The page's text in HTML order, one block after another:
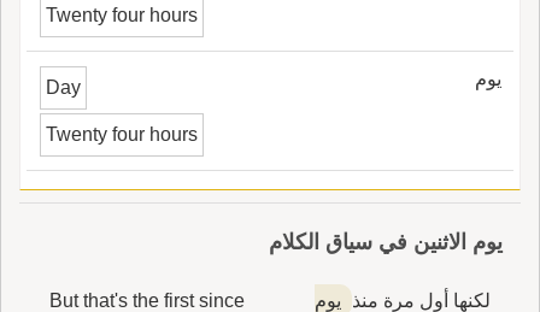
Twenty four hours
يوم Day
Twenty four hours
يوم الاثنين في سياق الكلام
لكنها أول مرة منذ
يوم
But that's the first since